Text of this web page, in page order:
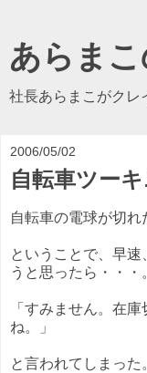
あらま
社長あらまこがクレ
2006/05/02
自転車ツー
自転車の電球が切れ
ということで、早
うと思ったら・・・
「すみません。在
ね。」
と言われてしまった